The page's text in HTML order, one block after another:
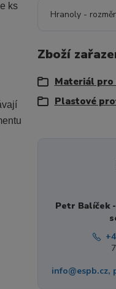
ks
Hranoly -
Zboží
Materiál pro
Plastové
Petr Balíček
info@espb.cz,